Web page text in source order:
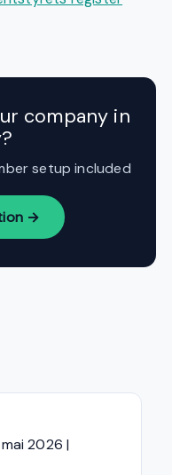
company in
setup included
→
2026 |